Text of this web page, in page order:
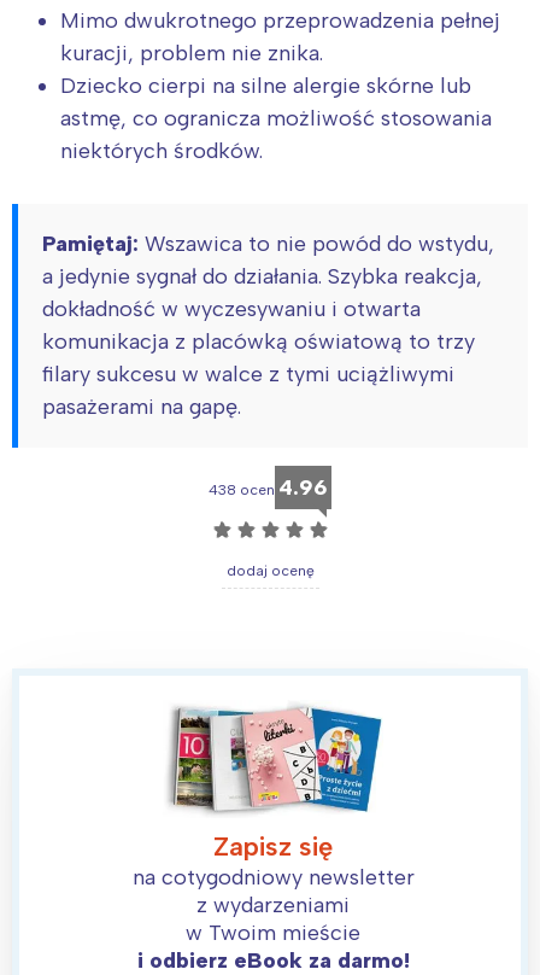
Mimo dwukrotnego przeprowadzenia pełnej
kuracji, problem nie znika.
Dziecko cierpi na silne alergie skórne lub
astmę, co ogranicza możliwość stosowania
niektórych środków.
Pamiętaj: Wszawica to nie powód do wstydu,
a jedynie sygnał do działania. Szybka reakcja,
dokładność w wyczesywaniu i otwarta
komunikacja z placówką oświatową to trzy
filary sukcesu w walce z tymi uciążliwymi
pasażerami na gapę.
438 ocen 4.96
☆ ☆ ☆ ☆ ☆
dodaj ocenę
Zapisz się
na cotygodniowy newsletter
z wydarzeniami
w Twoim mieście
i odbierz eBook za darmo!